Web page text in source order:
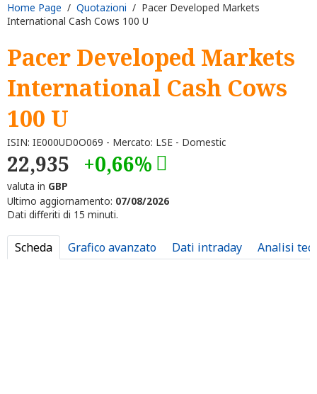
Home Page / Quotazioni / Pacer Developed Markets
International Cash Cows 100 U
Pacer Developed Markets
International Cash Cows
100 U
ISIN: IE000UD0O069 - Mercato: LSE - Domestic
22,935 +0,66%
valuta in GBP
Ultimo aggiornamento: 07/08/2026
Dati differiti di 15 minuti.
Scheda Grafico avanzato Dati intraday Analisi